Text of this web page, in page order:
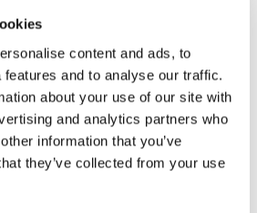
content and ads, to
and to analyse our traffic.
about your use of our site with
and analytics partners who
information that you’ve
they’ve collected from your use